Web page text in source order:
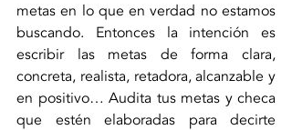
metas en lo que en verdad no estamos
buscando. Entonces la intención es
escribir las metas de forma clara,
concreta, realista, retadora, alcanzable y
en positivo… Audita tus metas y checa
que estén elaboradas para decirte